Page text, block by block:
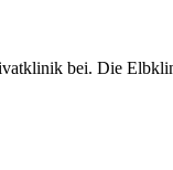
bei. Die